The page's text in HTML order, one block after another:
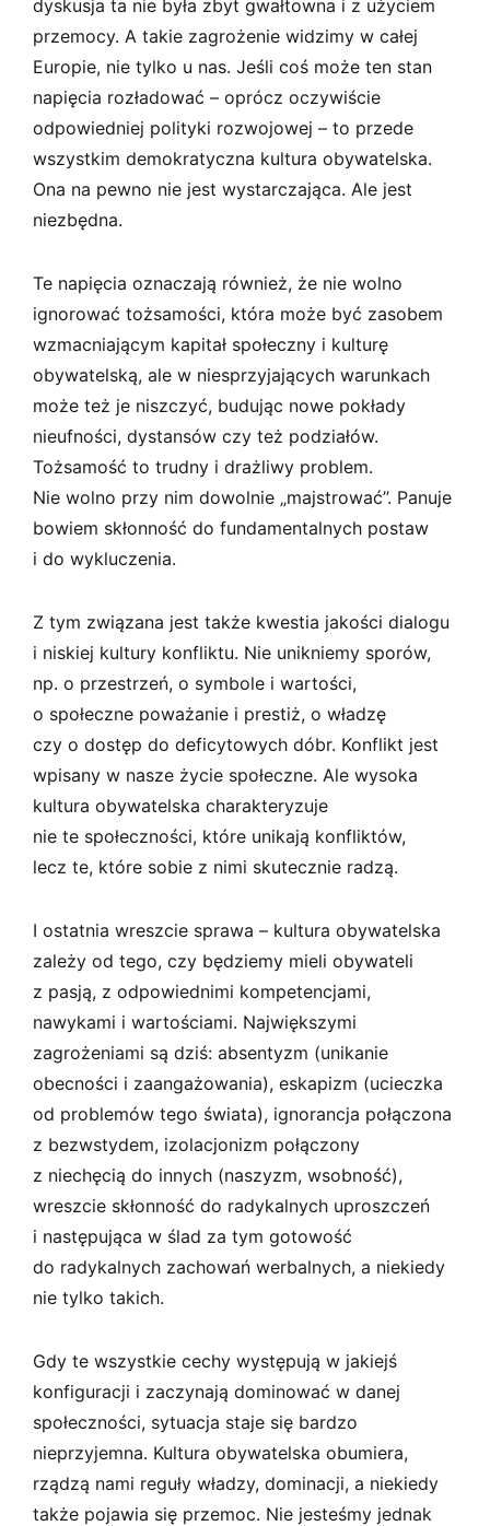
dyskusja ta nie była zbyt gwałtowna i z użyciem
przemocy. A takie zagrożenie widzimy w całej
Europie, nie tylko u nas. Jeśli coś może ten stan
napięcia rozładować – oprócz oczywiście
odpowiedniej polityki rozwojowej – to przede
wszystkim demokratyczna kultura obywatelska.
Ona na pewno nie jest wystarczająca. Ale jest
niezbędna.
Te napięcia oznaczają również, że nie wolno
ignorować tożsamości, która może być zasobem
wzmacniającym kapitał społeczny i kulturę
obywatelską, ale w niesprzyjających warunkach
może też je niszczyć, budując nowe pokłady
nieufności, dystansów czy też podziałów.
Tożsamość to trudny i drażliwy problem.
Nie wolno przy nim dowolnie „majstrować”. Panuje
bowiem skłonność do fundamentalnych postaw
i do wykluczenia.
Z tym związana jest także kwestia jakości dialogu
i niskiej kultury konfliktu. Nie unikniemy sporów,
np. o przestrzeń, o symbole i wartości,
o społeczne poważanie i prestiż, o władzę
czy o dostęp do deficytowych dóbr. Konflikt jest
wpisany w nasze życie społeczne. Ale wysoka
kultura obywatelska charakteryzuje
nie te społeczności, które unikają konfliktów,
lecz te, które sobie z nimi skutecznie radzą.
I ostatnia wreszcie sprawa – kultura obywatelska
zależy od tego, czy będziemy mieli obywateli
z pasją, z odpowiednimi kompetencjami,
nawykami i wartościami. Największymi
zagrożeniami są dziś: absentyzm (unikanie
obecności i zaangażowania), eskapizm (ucieczka
od problemów tego świata), ignorancja połączona
z bezwstydem, izolacjonizm połączony
z niechęcią do innych (naszyzm, wsobność),
wreszcie skłonność do radykalnych uproszczeń
i następująca w ślad za tym gotowość
do radykalnych zachowań werbalnych, a niekiedy
nie tylko takich.
Gdy te wszystkie cechy występują w jakiejś
konfiguracji i zaczynają dominować w danej
społeczności, sytuacja staje się bardzo
nieprzyjemna. Kultura obywatelska obumiera,
rządzą nami reguły władzy, dominacji, a niekiedy
także pojawia się przemoc. Nie jesteśmy jednak